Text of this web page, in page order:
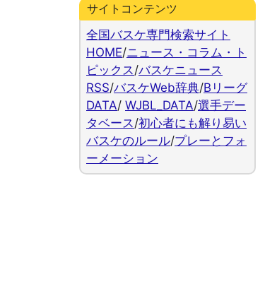
サイトコンテンツ
全国バスケ専門検索サイト
HOME/ニュース・コラム・ト
ピックス /バスケニュース
RSS/バスケWeb辞典/Bリーグ
DATA/ WJBL_DATA/選手デー
タベース /初心者にも解り易い
バスケのルール/プレーとフォ
ーメーション